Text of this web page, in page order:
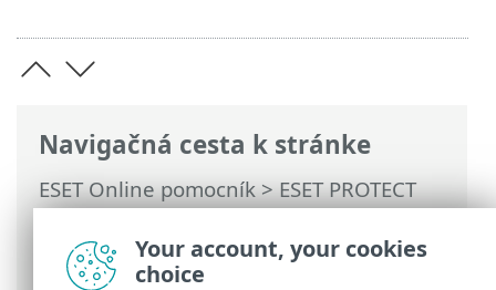
Navigačná cesta k stránke
ESET Online pomocník>ESET PROTECT
On-Prem>Používanie ESET PROTECT On-
Prem>Hlavné menu ESET PROTECT On-
Prem> Viac > Protokol auditu
Your account, your cookies
choice